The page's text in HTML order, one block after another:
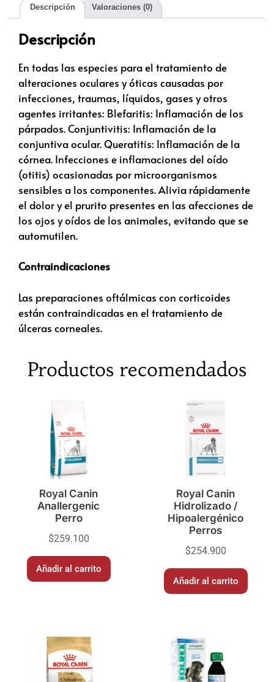
Descripción Valoraciones (0)
Descripción
En todas las especies para el tratamiento de
alteraciones oculares y óticas causadas por
infecciones, traumas, líquidos, gases y otros
agentes irritantes: Blefaritis: Inflamación de los
párpados. Conjuntivitis: Inflamación de la
conjuntiva ocular. Queratitis: Inflamación de la
córnea. Infecciones e inflamaciones del oído
(otitis) ocasionadas por microorganismos
sensibles a los componentes. Alivia rápidamente
el dolor y el prurito presentes en las afecciones de
los ojos y oídos de los animales, evitando que se
automutilen.
Contraindicaciones
Las preparaciones oftálmicas con corticoides
están contraindicadas en el tratamiento de
úlceras corneales.
Productos recomendados
Royal Canin
Anallergenic
Perro
$259.100
Añadir al carrito
Royal Canin
Hidrolizado /
Hipoalergénico
Perros
$254.900
Añadir al carrito